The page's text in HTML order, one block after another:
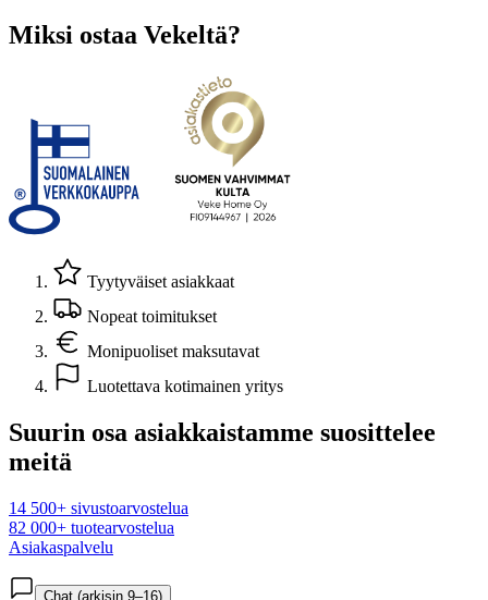
Miksi ostaa Vekeltä?
Tyytyväiset asiakkaat
Nopeat toimitukset
Monipuoliset maksutavat
Luotettava kotimainen yritys
Suurin osa asiakkaistamme suosittelee
meitä
14 500+ sivustoarvostelua
82 000+ tuotearvostelua
Asiakaspalvelu
Chat (arkisin 9–16)